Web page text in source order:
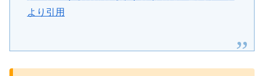
より引用